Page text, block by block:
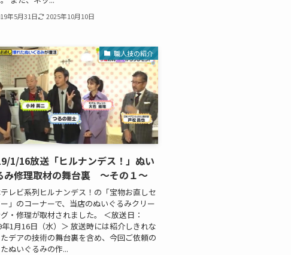
年5月31日 2025年10月10日
職人技の紹介
1/16放送「ヒルナンデス！」ぬい
み修理取材の舞台裏 ～その１～
レビ系列ヒルナンデス！の「宝物お直しセ
」のコーナーで、当店のぬいぐるみクリー
・修理が取材されました。 ＜放送日：
年1月16日（水）＞ 放送時には紹介しきれな
デアの技術の舞台裏を含め、今回ご依頼の
ぬいぐるみの作...